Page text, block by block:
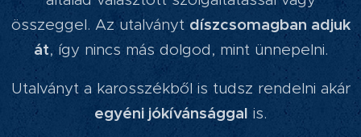
összeggel. Az utalványt díszcsomagban adjuk
át, így nincs más dolgod, mint ünnepelni.
Utalványt a karosszékből is tudsz rendelni akár
egyéni jókívánsággal is.